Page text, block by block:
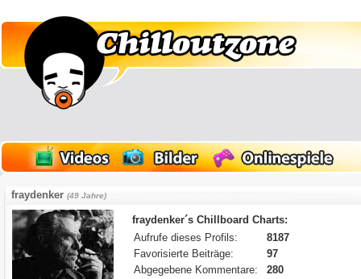
fraydenker(49 Jahre)
fraydenker´s Chillboard Charts:
Aufrufe dieses Profils:
8187
Favorisierte Beiträge:
97
Abgegebene Kommentare:
280